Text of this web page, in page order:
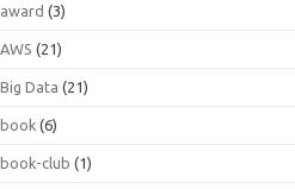
award (3)
AWS (21)
Big Data (21)
book (6)
book-club (1)